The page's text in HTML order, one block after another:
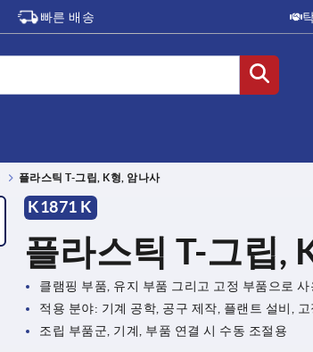
빠른 배송
플라스틱 T-그립, K형, 암나사
K1871 K
플라스틱 T-그립,
클램핑 부품, 유지 부품 그리고 고정 부품으로 사
적용 분야: 기계 공학, 공구 제작, 플랜트 설비,
조립 부품군, 기계, 부품 연결 시 수동 조절용